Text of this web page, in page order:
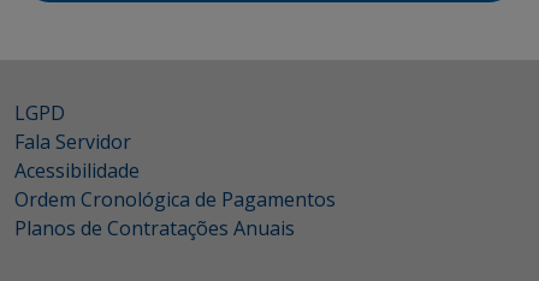
LGPD
Fala Servidor
Acessibilidade
Ordem Cronológica de Pagamentos
Planos de Contratações Anuais